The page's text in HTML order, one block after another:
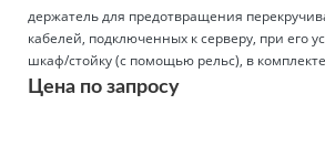
держатель для предотвращения
кабелей, подключенных к серверу, при его
шкаф/стойку (с помощью рельс), в
Цена по запросу